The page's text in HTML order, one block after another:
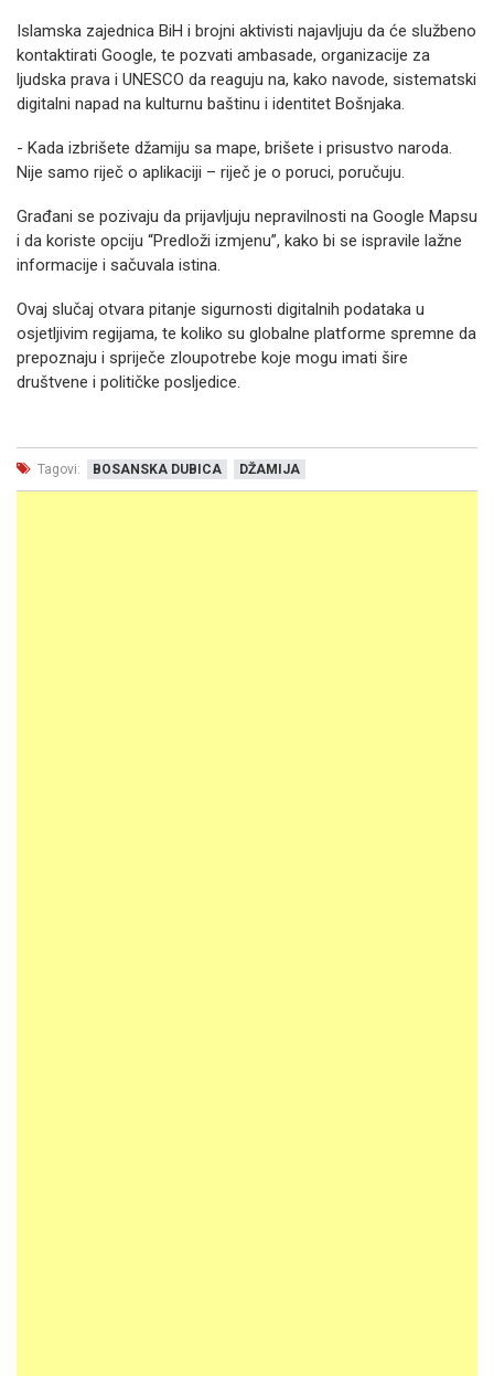
Islamska zajednica BiH i brojni aktivisti najavljuju da će službeno
kontaktirati Google, te pozvati ambasade, organizacije za
ljudska prava i UNESCO da reaguju na, kako navode, sistematski
digitalni napad na kulturnu baštinu i identitet Bošnjaka.
- Kada izbrišete džamiju sa mape, brišete i prisustvo naroda.
Nije samo riječ o aplikaciji – riječ je o poruci, poručuju.
Građani se pozivaju da prijavljuju nepravilnosti na Google Mapsu
i da koriste opciju “Predloži izmjenu”, kako bi se ispravile lažne
informacije i sačuvala istina.
Ovaj slučaj otvara pitanje sigurnosti digitalnih podataka u
osjetljivim regijama, te koliko su globalne platforme spremne da
prepoznaju i spriječe zloupotrebe koje mogu imati šire
društvene i političke posljedice.
Tagovi: BOSANSKA DUBICA DŽAMIJA